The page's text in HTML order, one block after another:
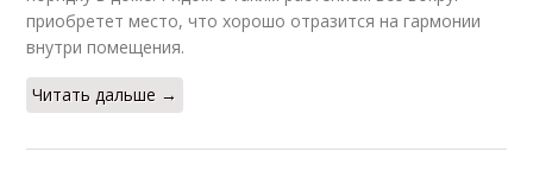
приобретет место, что хорошо отразится на гармонии
внутри помещения.
Читать дальше →